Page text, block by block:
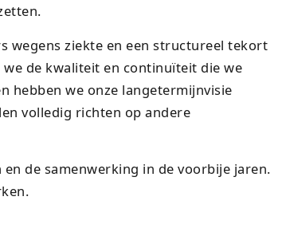
wegens ziekte en een structureel tekort
de kwaliteit en continuïteit die we
hebben we onze langetermijnvisie
volledig richten op andere
de samenwerking in de voorbije jaren.